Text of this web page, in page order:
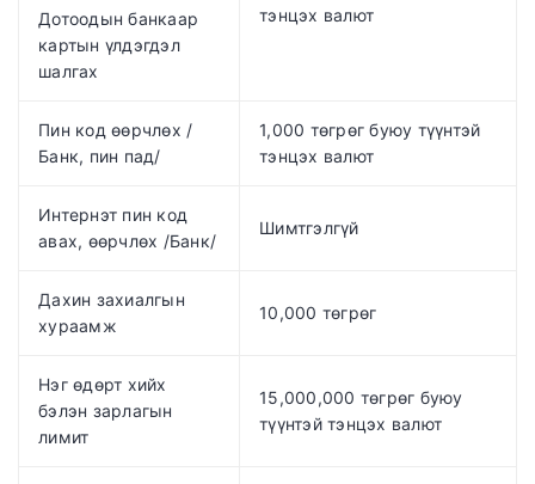
тэнцэх валют
Дотоодын банкаар
картын үлдэгдэл
шалгах
Пин код өөрчлөх /
Банк, пин пад/
1,000 төгрөг буюу түүнтэй
тэнцэх валют
Интернэт пин код
авах, өөрчлөх /Банк/
Шимтгэлгүй
Дахин захиалгын
хураамж
10,000 төгрөг
Нэг өдөрт хийх
бэлэн зарлагын
лимит
15,000,000 төгрөг буюу
түүнтэй тэнцэх валют